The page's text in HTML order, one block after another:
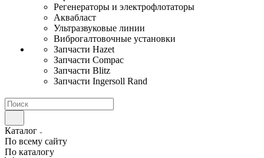
Регенераторы и электрофлотаторы
Аквабласт
Ультразвуковые линии
Виброгалтовочные установки
Запчасти Hazet
Запчасти Compac
Запчасти Blitz
Запчасти Ingersoll Rand
Каталог
По всему сайту
По каталогу